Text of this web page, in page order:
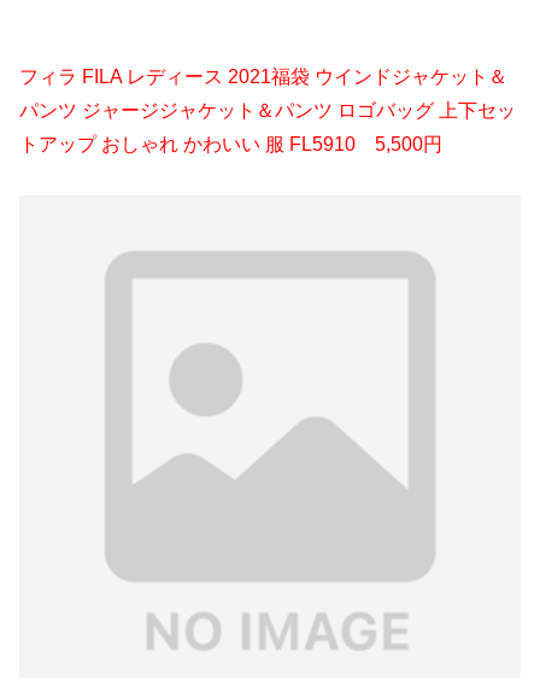
フィラ FILA レディース 2021福袋 ウインドジャケット＆
パンツ ジャージジャケット＆パンツ ロゴバッグ 上下セッ
トアップ おしゃれ かわいい 服 FL5910 5,500円